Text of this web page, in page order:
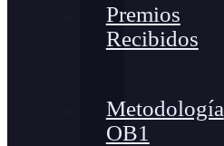
Premios
Recibidos
Metodología
OB1